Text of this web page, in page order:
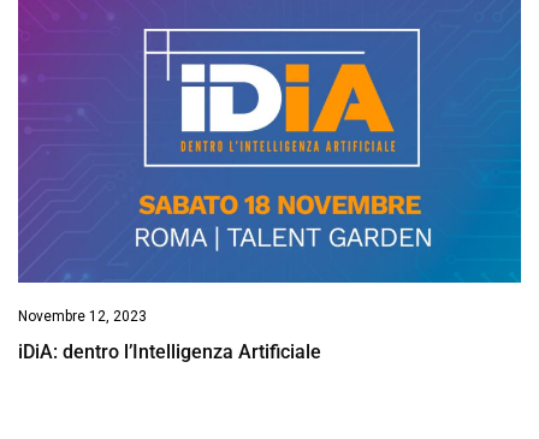
Novembre 12, 2023
iDiA: dentro l’Intelligenza Artificiale